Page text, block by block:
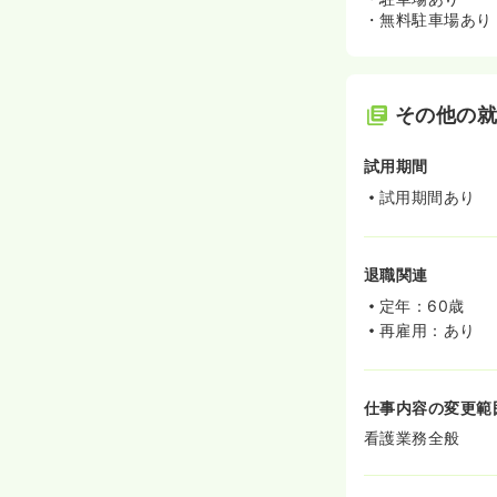
・無料駐車場あり
その他の
試用期間
試用期間あり
退職関連
定年：60歳
再雇用：あり
仕事内容の変更範
看護業務全般